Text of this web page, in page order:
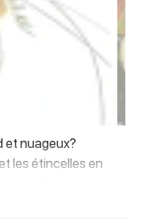
et nuageux?
les étincelles en